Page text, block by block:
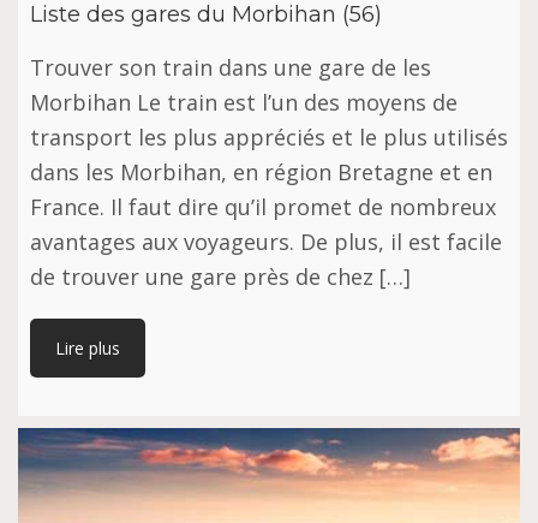
Liste des gares du Morbihan (56)
Trouver son train dans une gare de les
Morbihan Le train est l’un des moyens de
transport les plus appréciés et le plus utilisés
dans les Morbihan, en région Bretagne et en
France. Il faut dire qu’il promet de nombreux
avantages aux voyageurs. De plus, il est facile
de trouver une gare près de chez […]
Lire plus